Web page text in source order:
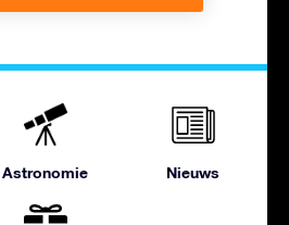
Astronomie Nieuws